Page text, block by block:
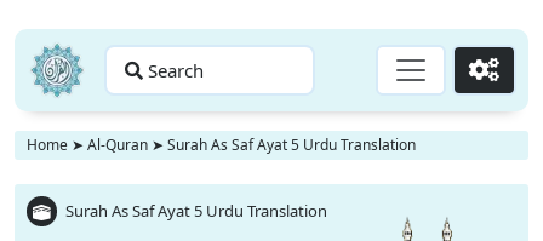
Search Go
Home ➤ Al-Quran ➤ Surah As Saf Ayat 5 Urdu Translation
Surah As Saf Ayat 5 Urdu Translation